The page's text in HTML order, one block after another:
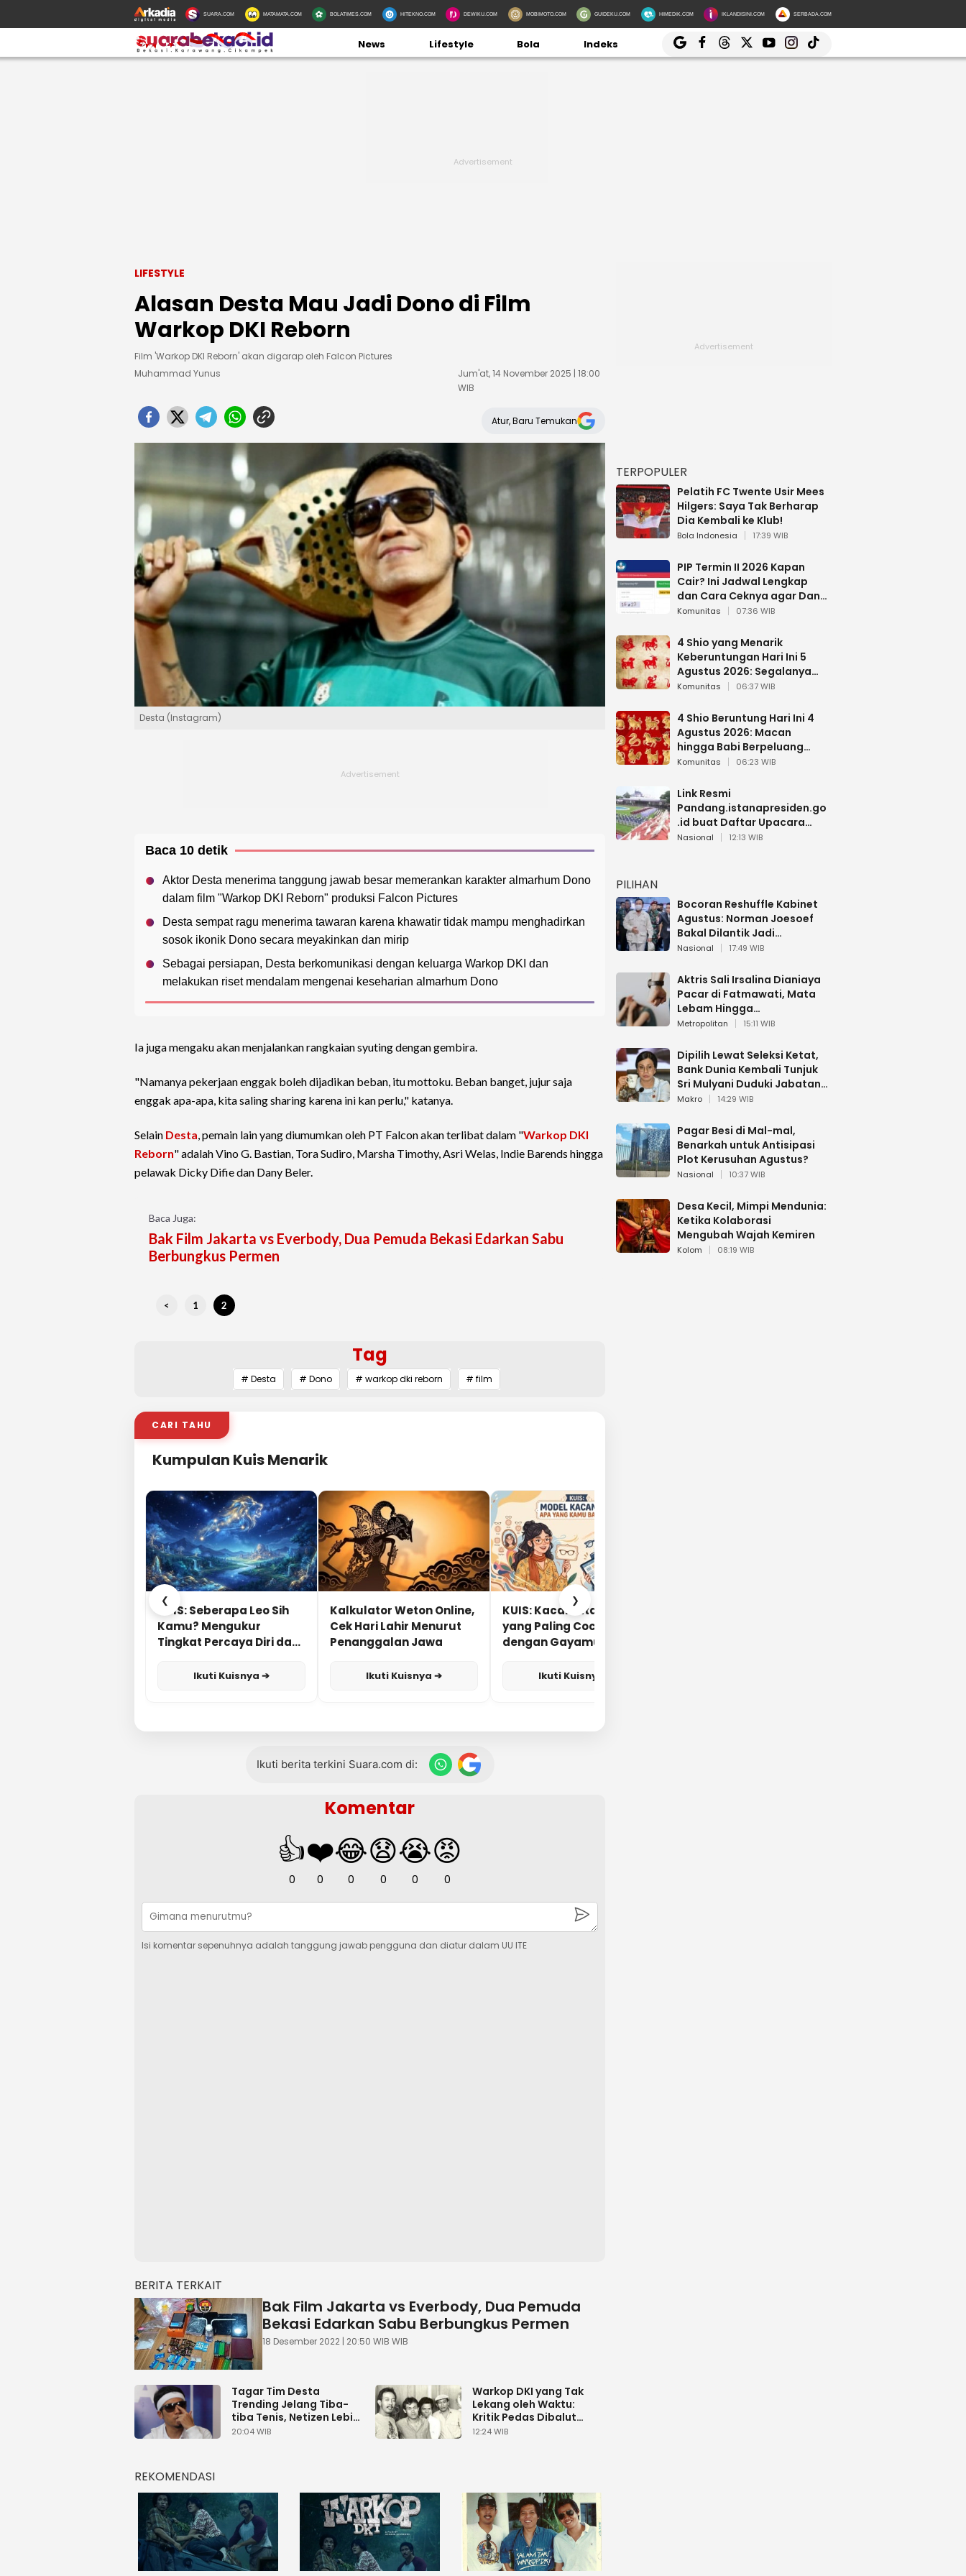
SUARA.COM MATAMATA.COM BOLATIMES.COM HITEKNO.COM DEWIKU.COM MOBIMOTO.COM GUIDEKU.COM HIMEDIK.COM IKLANDISINI.COM SERBADA.COM
News Lifestyle Bola Indeks
LIFESTYLE
Alasan Desta Mau Jadi Dono di Film
Warkop DKI Reborn
Film 'Warkop DKI Reborn' akan digarap oleh Falcon Pictures
Muhammad Yunus
Jum'at, 14 November 2025 | 18:00
WIB
Atur, Baru Temukan
Desta (Instagram)
Baca 10 detik
Aktor Desta menerima tanggung jawab besar memerankan karakter almarhum Dono
dalam film "Warkop DKI Reborn" produksi Falcon Pictures
Desta sempat ragu menerima tawaran karena khawatir tidak mampu menghadirkan
sosok ikonik Dono secara meyakinkan dan mirip
Sebagai persiapan, Desta berkomunikasi dengan keluarga Warkop DKI dan
melakukan riset mendalam mengenai keseharian almarhum Dono
Ia juga mengaku akan menjalankan rangkaian syuting dengan gembira.
"Namanya pekerjaan enggak boleh dijadikan beban, itu mottoku. Beban banget, jujur saja
enggak apa-apa, kita saling sharing karena ini kan perlu," katanya.
Selain Desta, pemain lain yang diumumkan oleh PT Falcon akan terlibat dalam "Warkop DKI
Reborn" adalah Vino G. Bastian, Tora Sudiro, Marsha Timothy, Asri Welas, Indie Barends hingga
pelawak Dicky Difie dan Dany Beler.
Baca Juga:
Bak Film Jakarta vs Everbody, Dua Pemuda Bekasi Edarkan Sabu
Berbungkus Permen
< 1 2
Tag
# Desta # Dono # warkop dki reborn # film
CARI TAHU
Kumpulan Kuis Menarik
❮
KUIS: Seberapa Leo Sih
Kamu? Mengukur
Tingkat Percaya Diri dan
Ikuti Kuisnya ➔
Kalkulator Weton Online,
Cek Hari Lahir Menurut
Penanggalan Jawa
Ikuti Kuisnya ➔
KUIS: Kacamata Apa
yang Paling Cocok
dengan Gayamu?
Ikuti Kuisnya ➔
❯
Ikuti berita terkini Suara.com di:
Komentar
👍
0
❤️
0
😂
0
😧
0
😭
0
😡
0
Isi komentar sepenuhnya adalah tanggung jawab pengguna dan diatur dalam UU ITE
BERITA TERKAIT
Bak Film Jakarta vs Everbody, Dua Pemuda
Bekasi Edarkan Sabu Berbungkus Permen
18 Desember 2022 | 20:50 WIB WIB
Tagar Tim Desta
Trending Jelang Tiba-
tiba Tenis, Netizen Lebih
Dukung Botuna
20:04 WIB
Warkop DKI yang Tak
Lekang oleh Waktu:
Kritik Pedas Dibalut
Satir Komedi
12:24 WIB
REKOMENDASI
TERPOPULER
Pelatih FC Twente Usir Mees
Hilgers: Saya Tak Berharap
Dia Kembali ke Klub!
Bola Indonesia 17:39 WIB
PIP Termin II 2026 Kapan
Cair? Ini Jadwal Lengkap
dan Cara Ceknya agar Dana
Tidak Hangus!
Komunitas 07:36 WIB
4 Shio yang Menarik
Keberuntungan Hari Ini 5
Agustus 2026: Segalanya
Berjalan Lancar
Komunitas 06:37 WIB
4 Shio Beruntung Hari Ini 4
Agustus 2026: Macan
hingga Babi Berpeluang
Dapat Kabar Baik
Komunitas 06:23 WIB
Link Resmi
Pandang.istanapresiden.go
.id buat Daftar Upacara
Bendera HUT RI di Istana
Nasional 12:13 WIB
PILIHAN
Bocoran Reshuffle Kabinet
Agustus: Norman Joesoef
Bakal Dilantik Jadi
Wamenhan RI
Nasional 17:49 WIB
Aktris Sali Irsalina Dianiaya
Pacar di Fatmawati, Mata
Lebam Hingga
Diselamatkan Polantas
Metropolitan 15:11 WIB
Dipilih Lewat Seleksi Ketat,
Bank Dunia Kembali Tunjuk
Sri Mulyani Duduki Jabatan
Strategis
Makro 14:29 WIB
Pagar Besi di Mal-mal,
Benarkah untuk Antisipasi
Plot Kerusuhan Agustus?
Nasional 10:37 WIB
Desa Kecil, Mimpi Mendunia:
Ketika Kolaborasi
Mengubah Wajah Kemiren
Kolom 08:19 WIB